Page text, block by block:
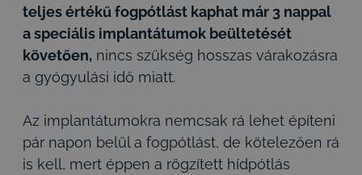
teljes értékű fogpótlást kaphat már 3 nappal
a speciális implantátumok beültetését
követően, nincs szükség hosszas várakozásra
a gyógyulási idő miatt.
Az implantátumokra nemcsak rá lehet építeni
pár napon belül a fogpótlást, de kötelezően rá
is kell, mert éppen a rögzített hídpótlás